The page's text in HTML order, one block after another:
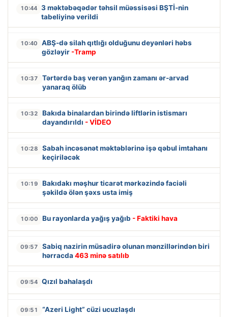
10:44 3 məktəbəqədər təhsil müəssisəsi BŞTİ-nin
tabeliyinə verildi
10:40
ABŞ-də silah qıtlığı olduğunu deyənləri həbs
gözləyir -Tramp
10:37
Tərtərdə baş verən yanğın zamanı ər-arvad
yanaraq ölüb
10:32
Bakıda binalardan birində liftlərin istismarı
dayandırıldı - VİDEO
10:28
Sabah incəsənət məktəblərinə işə qəbul imtahanı
keçiriləcək
10:19
Bakıdakı məşhur ticarət mərkəzində faciəli
şəkildə ölən şəxs usta imiş
10:00 Bu rayonlarda yağış yağıb - Faktiki hava
09:57
Sabiq nazirin müsadirə olunan mənzillərindən biri
hərracda 463 minə satılıb
09:54 Qızıl bahalaşdı
09:51 “Azeri Light” cüzi ucuzlaşdı